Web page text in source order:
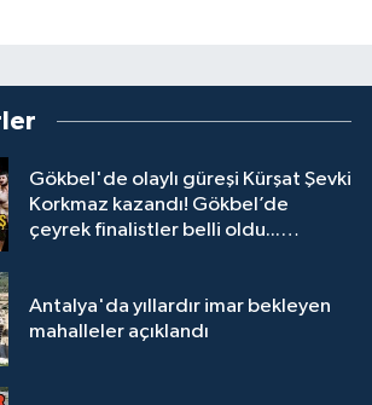
Gökbel'de olaylı güreşi Kürşat Şevki
Korkmaz kazandı! Gökbel’de
çeyrek finalistler belli oldu...
Antalya'da yıllardır imar bekleyen
mahalleler açıklandı